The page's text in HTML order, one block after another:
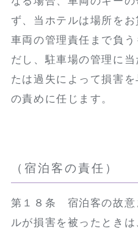
ず、当ホテルは場所をお
車両の管理責任まで負
だし、駐車場の管理に
たは過失によって損害
の責めに任じます。
（宿泊客の責任）
第１８条 宿泊客の故意
ルが損害を被ったとき